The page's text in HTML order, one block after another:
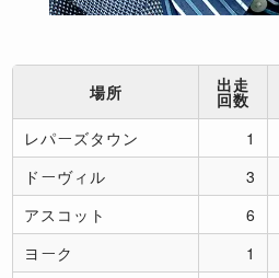
場所 出走
回数
レパーズタウン 1
ドーヴィル
3
アスコット
6
ヨーク
1